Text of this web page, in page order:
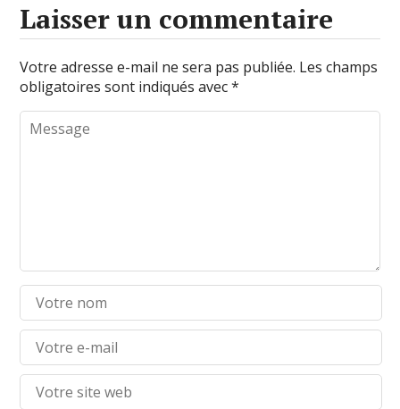
Laisser un commentaire
Votre adresse e-mail ne sera pas publiée. Les champs
obligatoires sont indiqués avec*